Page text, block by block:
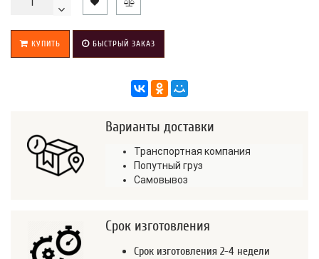
КУПИТЬ БЫСТРЫЙ ЗАКАЗ
Варианты доставки
Транспортная компания
Попутный груз
Самовывоз
Срок изготовления
Срок изготовления 2-4 недели